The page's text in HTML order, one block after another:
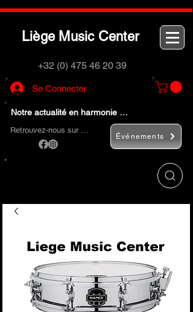
Liège M usic Center
+32 (0) 475 46 20 39
Se Connecter
Notre actualité en harmonie …
Retrouvez-nous sur …
Événements